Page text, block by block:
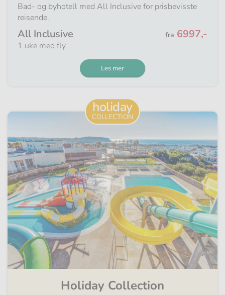
Bad- og byhotell med All Inclusive for prisbevisste
reisende.
All Inclusive Fra
fra 6997,-
1 uke med fly
Les mer
holiday
COLLECTION
Holiday Collection